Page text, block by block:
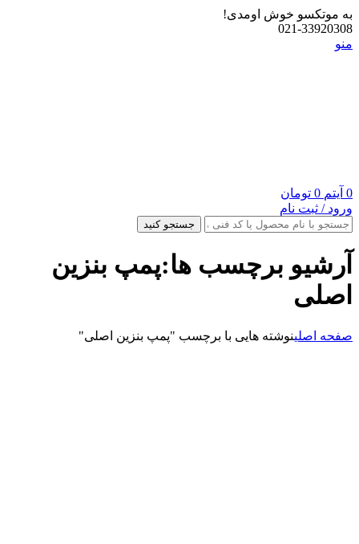
به موتکسو خوش اومدی!
021-33920308
منو
0 آیتم 0 تومان
ورود / ثبت نام
جستجو کنید
آرشیو برچسب ها:پمپ بنزین
اصلی
صفحه اصلینوشته هایی با برچسب "پمپ بنزین اصلی"